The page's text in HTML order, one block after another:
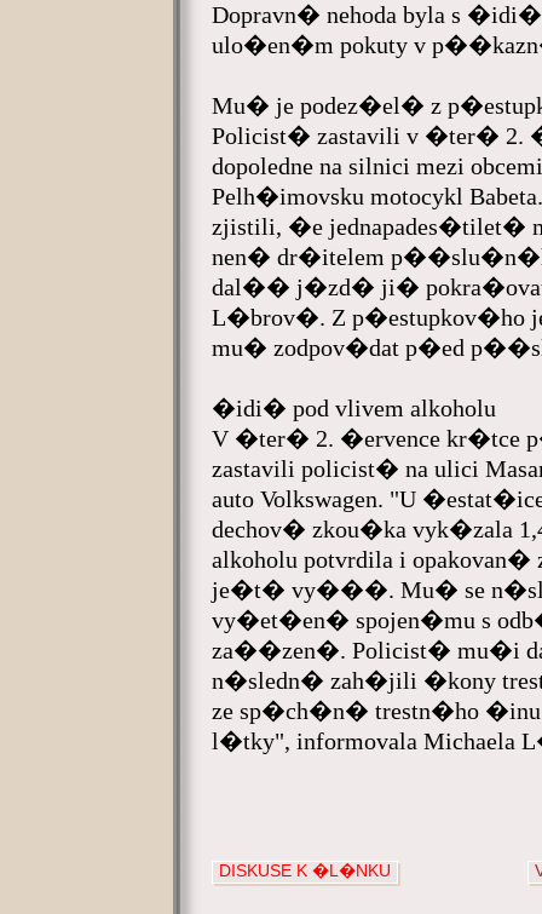
Dopravn� nehoda byla s
ulo�en�m pokuty v
Mu� je podez�el� z
Policist� zastavili v �ter� 2.
dopoledne na silnici mezi
Pelh�imovsku motocykl
zjistili, �e jednapades�tilet�
nen� dr�itelem
dal�� j�zd� ji� pokra�ovat
L�brov�. Z p�estupkov�ho
mu� zodpov�dat p�ed
�idi� pod vlivem alkoholu
V �ter� 2. �ervence kr�tce
zastavili policist� na ulici
auto Volkswagen. "U
dechov� zkou�ka vyk�zala
alkoholu potvrdila i
je�t� vy���. Mu� se
vy�et�en� spojen�mu s
za��zen�. Policist� mu�i
n�sledn� zah�jili �kony
ze sp�ch�n� trestn�ho
l�tky", informovala Michaela
DISKUSE K �L�NKU